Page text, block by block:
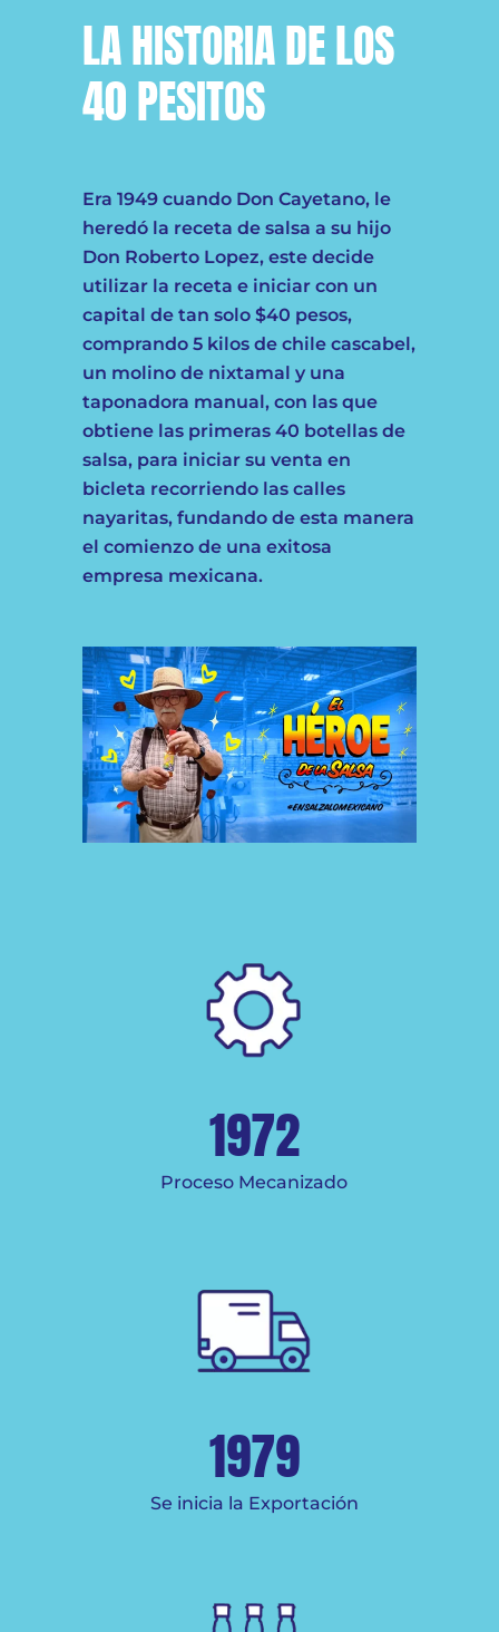
LA HISTORIA DE LOS
40 PESITOS
Era 1949 cuando Don Cayetano, le
heredó la receta de salsa a su hijo
Don Roberto Lopez, este decide
utilizar la receta e iniciar con un
capital de tan solo $40 pesos,
comprando 5 kilos de chile cascabel,
un molino de nixtamal y una
taponadora manual, con las que
obtiene las primeras 40 botellas de
salsa, para iniciar su venta en
bicleta recorriendo las calles
nayaritas, fundando de esta manera
el comienzo de una exitosa
empresa mexicana.
1972
Proceso Mecanizado
1979
Se inicia la Exportación